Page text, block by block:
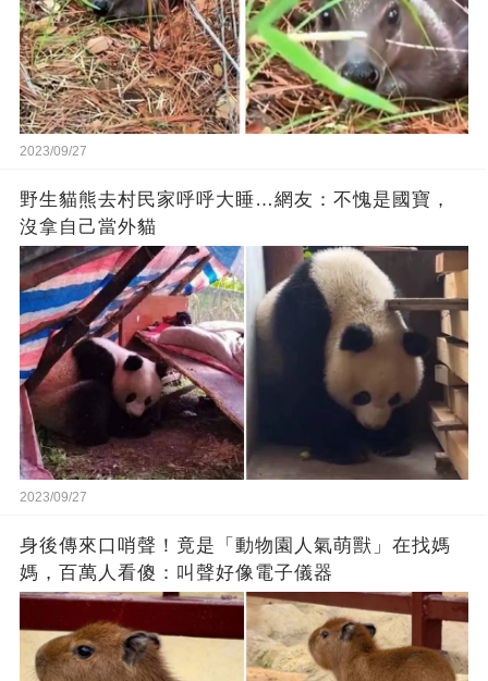
2023/09/27
野生貓熊去村民家呼呼大睡…網友：不愧是國寶，
沒拿自己當外貓
2023/09/27
身後傳來口哨聲！竟是「動物園人氣萌獸」在找媽
媽，百萬人看傻：叫聲好像電子儀器